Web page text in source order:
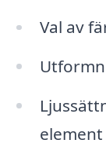
Val av
element